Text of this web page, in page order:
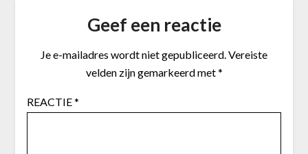
Geef een reactie
Je e-mailadres wordt niet gepubliceerd.Vereiste
velden zijn gemarkeerd met*
REACTIE*